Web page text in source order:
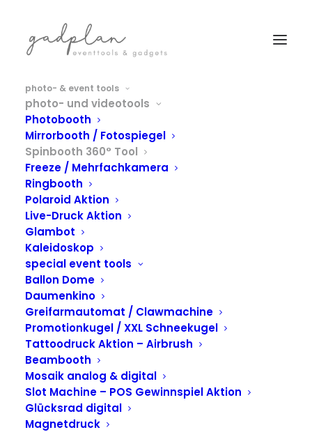
photo- & event tools
photo- und videotools
Photobooth
Mirrorbooth / Fotospiegel
Spinbooth 360° Tool
Freeze / Mehrfachkamera
Ringbooth
Polaroid Aktion
Live-Druck Aktion
Glambot
Kaleidoskop
special event tools
Ballon Dome
Daumenkino
Greifarmautomat / Clawmachine
Promotionkugel / XXL Schneekugel
Tattoodruck Aktion – Airbrush
Beambooth
Mosaik analog & digital
Slot Machine – POS Gewinnspiel Aktion
Glücksrad digital
Magnetdruck
SPINBOOTH